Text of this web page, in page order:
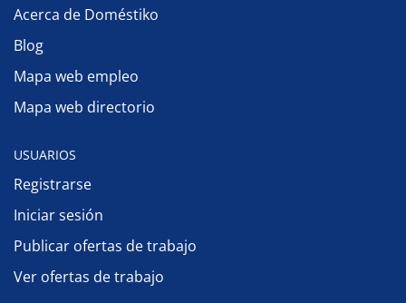
Acerca de Doméstiko
Blog
Mapa web empleo
Mapa web directorio
USUARIOS
Registrarse
Iniciar sesión
Publicar ofertas de trabajo
Ver ofertas de trabajo